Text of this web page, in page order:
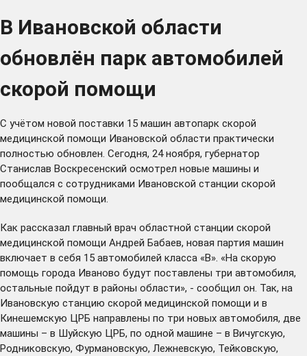
В Ивановской области
обновлён парк автомобилей
скорой помощи
С учётом новой поставки 15 машин автопарк скорой
медицинской помощи Ивановской области практически
полностью обновлен. Сегодня, 24 ноября, губернатор
Станислав Воскресенский осмотрел новые машины и
пообщался с сотрудниками Ивановской станции скорой
медицинской помощи.
Как рассказал главный врач областной станции скорой
медицинской помощи Андрей Бабаев, новая партия машин
включает в себя 15 автомобилей класса «В». «На скорую
помощь города Иваново будут поставлены три автомобиля,
остальные пойдут в районы области», - сообщил он. Так, на
Ивановскую станцию скорой медицинской помощи и в
Кинешемскую ЦРБ направлены по три новых автомобиля, две
машины – в Шуйскую ЦРБ, по одной машине – в Вичугскую,
Родниковскую, Фурмановскую, Лежневскую, Тейковскую,